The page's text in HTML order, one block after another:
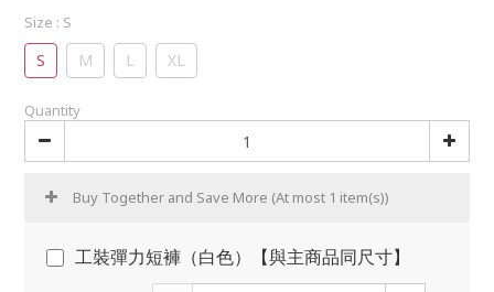
Size : S
S M L XL
Quantity
Buy Together and Save More (At most 1 item(s))
工裝彈力短褲（白色）【與主商品同尺寸】